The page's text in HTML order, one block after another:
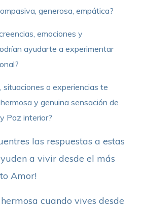
generosa, empática?
emociones y
ayudarte a experimentar
situaciones o experiencias te
y genuina sensación de
Paz interior?
las respuestas a estas
a vivir desde el más
Amor!
cuando vives desde